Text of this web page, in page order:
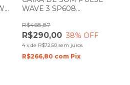
WAVE 3 SP608
R$290,00
R$468,87
38% OFF
4 x de R$72,50 sem juros
R$266,80 com Pix